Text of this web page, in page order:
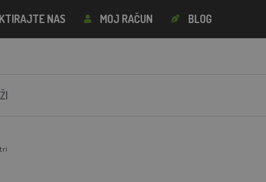
NAS MOJ RAČUN BLOG